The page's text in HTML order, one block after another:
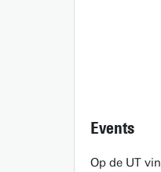
Events
Op de UT